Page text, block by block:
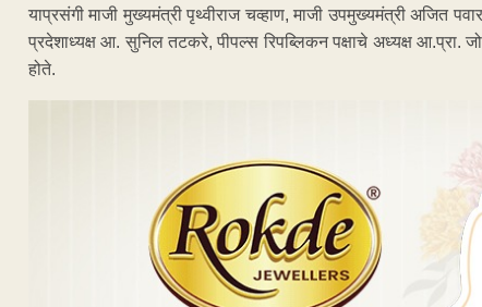
याप्रसंगी माजी मुख्यमंत्री पृथ्वीराज चव्हाण, माजी उपमुख्यमंत्री अजित
प्रदेशाध्यक्ष आ. सुनिल तटकरे, पीपल्स रिपब्लिकन पक्षाचे अध्यक्ष आ.प्रा.
होते.